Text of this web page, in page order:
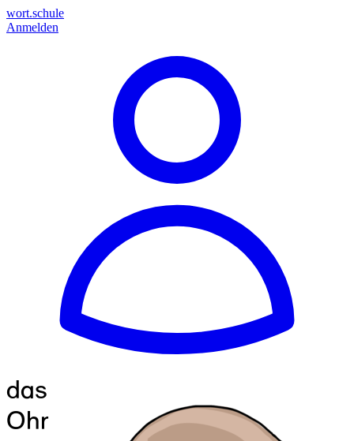
wort.schule
Anmelden
das
Ohr